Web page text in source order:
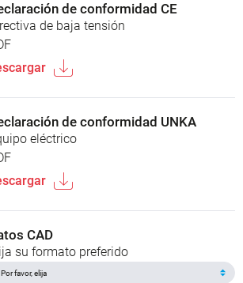
de conformidad CE
de baja tensión
de conformidad UNKA
eléctrico
CAD
su formato preferido